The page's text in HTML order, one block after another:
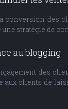
des
stratégie de
au blogging
des
aux clients de